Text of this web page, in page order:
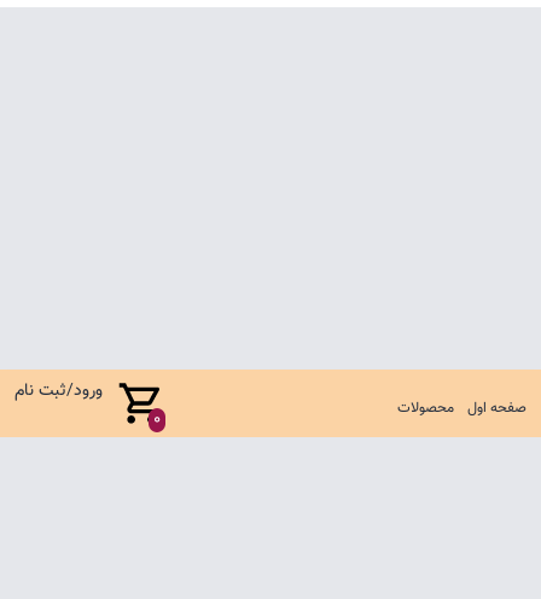
صفحه اول محصولات 0
ورود/ثبت نام